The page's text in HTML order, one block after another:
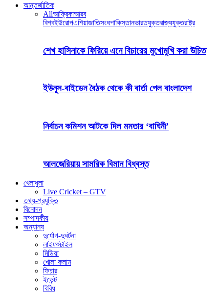
আন্তর্জাতিক
Allআফ্রিকাআরব
বিশ্বইউরোপএশিয়াজাতিসংঘপাকিস্তানভারতযুক্তরাজ্যযুক্তরাষ্ট্র
শেখ হাসিনাকে ফিরিয়ে এনে বিচারের মুখোমুখি করা উচিত
ইউনূস-বাইডেন বৈঠক থেকে কী বার্তা পেল বাংলাদেশ
নির্বাচন কমিশন আটকে দিল মমতার ‘বাঘিনী’
আলজেরিয়ায় সামরিক বিমান বিধ্বস্ত
খেলাধুলা
Live Cricket – GTV
তথ্য-প্রযুক্তি
বিনোদন
সম্পাদকীয়
অন্যান্য
দুর্যোগ-দুঘর্টনা
লাইফস্টাইল
মিডিয়া
খোলা কলাম
ফিচার
ইভেন্ট
বিবিধ